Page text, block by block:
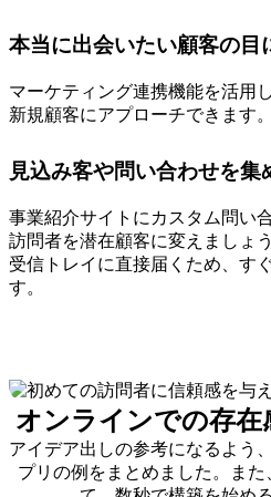
本当に出会いたい顧客の目
マーケティング連携機能を活用
新規顧客にアプローチできます。
見込み客や問い合わせを集
事業紹介サイトにカスタム問い
訪問者を潜在顧客に変えましょ
受信トレイに直接届くため、す
す。
オンラインでの存
アイデア出しの参考になるよう
プリの例をまとめました。ま